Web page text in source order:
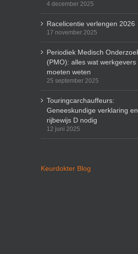
4 december 2025
Racelicentie verlengen 2026
17 november 2025
Periodiek Medisch
(PMO): alles wat werkgevers
moeten weten
25 september 2025
Touringcarchauffeurs:
Geneeskundige verklaring en
rijbewijs D nodig
12 juni 2025
Keurdokter Blog